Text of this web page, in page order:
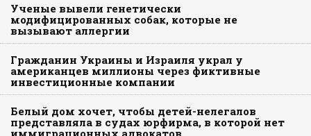
Ученые вывели генетически
модифицированных собак, которые не
вызывают аллергии
Гражданин Украины и Израиля украл у
американцев миллионы через фиктивные
инвестиционные компании
Белый дом хочет, чтобы детей-нелегалов
представляла в судах юрфирма, в которой нет
иммиграционных адвокатов